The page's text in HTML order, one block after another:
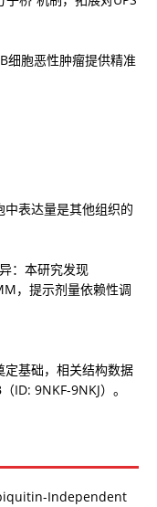
细胞恶性肿瘤提供精准
表达量是其他组织的
：本研究发现
，提示剂量依赖性调
定基础，相关结构数据
ID: 9NKF-9NKJ）。
Independent